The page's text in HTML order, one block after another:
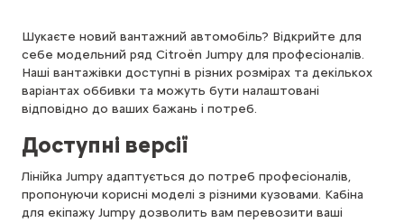
Шукаєте новий вантажний автомобіль? Відкрийте для
себе модельний ряд Citroën Jumpy для професіоналів.
Наші вантажівки доступні в різних розмірах та декількох
варіантах оббивки та можуть бути налаштовані
відповідно до ваших бажань і потреб.
Доступні версії
Лінійка Jumpy адаптується до потреб професіоналів,
пропонуючи корисні моделі з різними кузовами. Кабіна
для екіпажу Jumpy дозволить вам перевозити ваші